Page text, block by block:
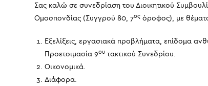
Σας καλώ σε συνεδρίαση του Διοικητικού
Ομοσπονδίας (Συγγρού 80, 7ος όροφος), με
Εξελίξεις, εργασιακά προβλήματα, επίδομα
Προετοιμασία 9ου τακτικού Συνεδρίου.
Οικονομικά.
Διάφορα.